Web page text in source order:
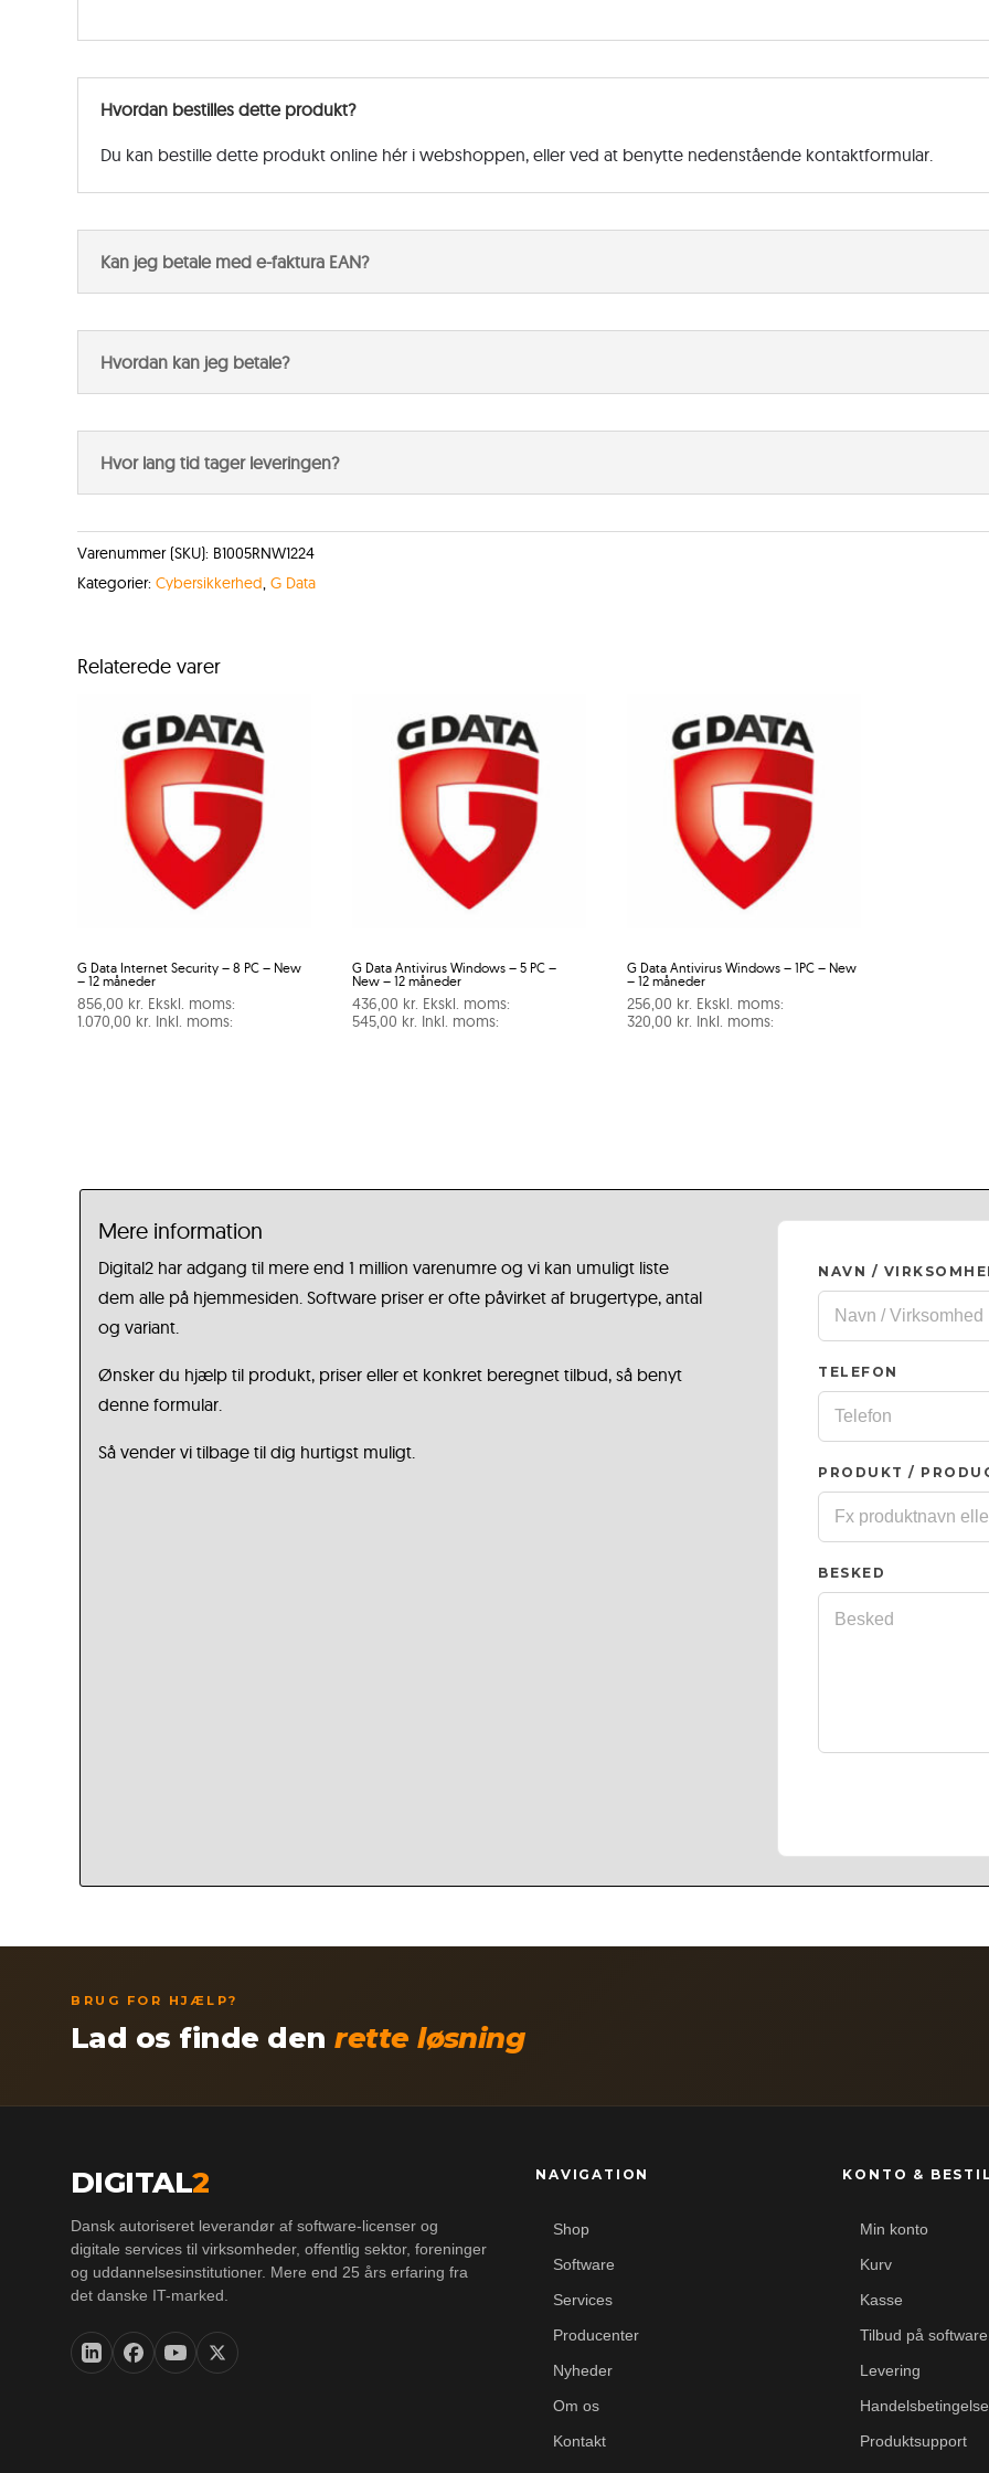
Hvordan bestilles dette produkt?
Du kan bestille dette produkt online hér i webshoppen, eller ved at benytte nedenstående kontaktformular.
Kan jeg betale med e-faktura EAN?
Hvordan kan jeg betale?
Hvor lang tid tager leveringen?
Varenummer (SKU): B1005RNW1224
Kategorier: Cybersikkerhed, G Data
Relaterede varer
G Data Internet Security – 8 PC – New
– 12 måneder
856,00 kr. Ekskl. moms:
1.070,00 kr. Inkl. moms:
G Data Antivirus Windows – 5 PC –
New – 12 måneder
436,00 kr. Ekskl. moms:
545,00 kr. Inkl. moms:
G Data Antivirus Windows – 1PC – New
– 12 måneder
256,00 kr. Ekskl. moms:
320,00 kr. Inkl. moms:
Mere information
Digital2 har adgang til mere end 1 million varenumre og vi kan umuligt liste
dem alle på hjemmesiden. Software priser er ofte påvirket af brugertype, antal
og variant.
Ønsker du hjælp til produkt, priser eller et konkret beregnet tilbud, så benyt
denne formular.
Så vender vi tilbage til dig hurtigst muligt.
NAVN /
TELEFON
PRODUKT /
BESKED
BRUG FOR HJÆLP?
Lad os finde denrette løsning
DIGITAL2
Dansk autoriseret leverandør af software-licenser og
digitale services til virksomheder, offentlig sektor, foreninger
og uddannelsesinstitutioner. Mere end 25 års erfaring fra
det danske IT-marked.
NAVIGATION
Shop
Software
Services
Producenter
Nyheder
Om os
Kontakt
KONTO &
Min konto
Kurv
Kasse
Tilbud på software
Levering
Produktsupport